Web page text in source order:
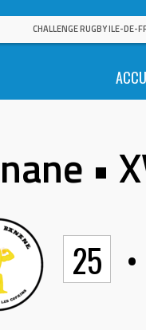
CHALLENGE RUGBY ILE-DE-
•
25 •